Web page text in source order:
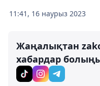
11:41, 16 наурыз 2023
Жаңалықтан
хабардар